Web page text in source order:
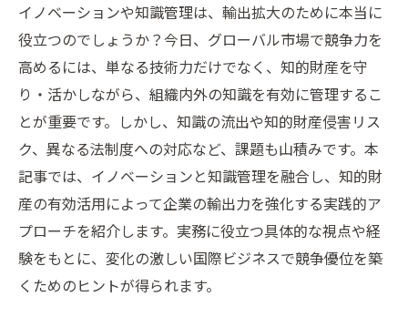
イノベーションや知識管理は、輸出拡大のために本当に
役立つのでしょうか？今日、グローバル市場で競争力を
高めるには、単なる技術力だけでなく、知的財産を守
り・活かしながら、組織内外の知識を有効に管理するこ
とが重要です。しかし、知識の流出や知的財産侵害リス
ク、異なる法制度への対応など、課題も山積みです。本
記事では、イノベーションと知識管理を融合し、知的財
産の有効活用によって企業の輸出力を強化する実践的ア
プローチを紹介します。実務に役立つ具体的な視点や経
験をもとに、変化の激しい国際ビジネスで競争優位を築
くためのヒントが得られます。